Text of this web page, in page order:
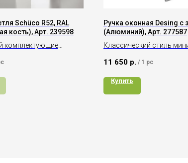
Schüco R52, RAL
кость), Арт. 239598
комплектующие
Ручка оконная Desing с
(Алюминий), Арт. 277587
Классический стиль
11 650 р. / 1 pc
Купить